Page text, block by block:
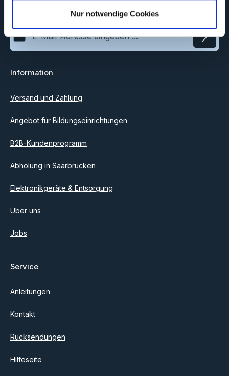
Nur notwendige Cookies
E-Mail-Adresse*
Ich habe dieDatenschutzbestimmungen
einverstanden.
Information
Versand und Zahlung
Angebot für Bildungseinrichtungen
B2B-Kundenprogramm
Abholung in Saarbrücken
Elektronikgeräte & Entsorgung
Über uns
Jobs
Service
Anleitungen
Kontakt
Rücksendungen
Hilfeseite